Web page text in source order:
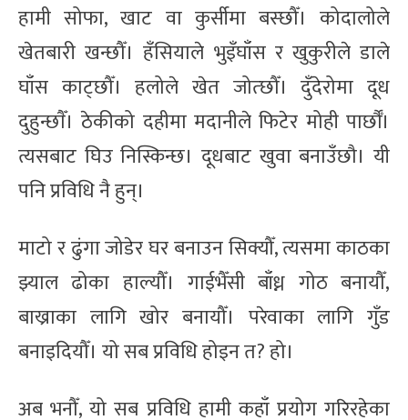
हामी सोफा, खाट वा कुर्सीमा बस्छौँ। कोदालोले
खेतबारी खन्छौँ। हँसियाले भुइँघाँस र खुकुरीले डाले
घाँस काट्छौँ। हलोले खेत जोत्छौँ। दुँदेरोमा दूध
दुहुन्छाैँ। ठेकीको दहीमा मदानीले फिटेर मोही पार्छौँ।
त्यसबाट घिउ निस्किन्छ। दूधबाट खुवा बनाउँछौ। यी
पनि प्रविधि नै हुन्।
माटो र ढुंगा जोडेर घर बनाउन सिक्यौँ, त्यसमा काठका
झ्याल ढोका हाल्यौँ। गाईभैँसी बाँध्न गोठ बनायौँ,
बाख्राका लागि खोर बनायौँ। परेवाका लागि गुँड
बनाइदियौँ। यो सब प्रविधि होइन त? हो।
अब भनौँ, यो सब प्रविधि हामी कहाँ प्रयोग गरिरहेका